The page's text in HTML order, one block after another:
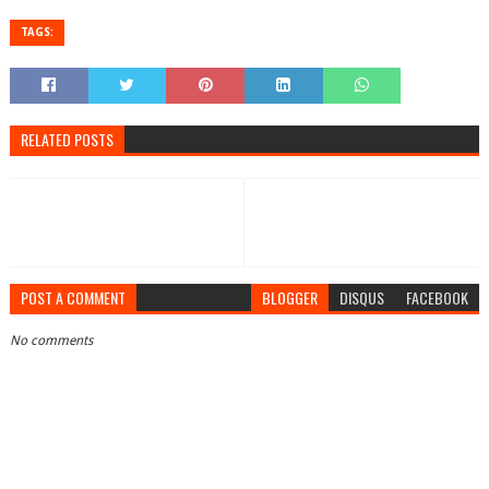
TAGS:
RELATED POSTS
POST A COMMENT BLOGGER DISQUS FACEBOOK
No comments